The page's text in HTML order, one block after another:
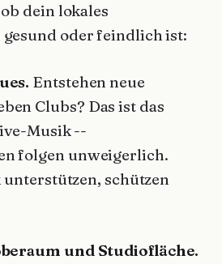
dein lokales
oder feindlich ist:
Entstehen neue
Clubs? Das ist das
Musik --
folgen unweigerlich.
unterstützen, schützen
und Studiofläche.